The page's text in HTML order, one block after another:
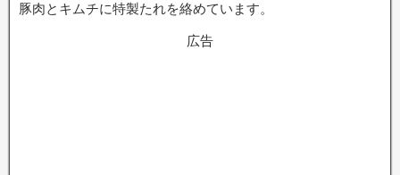
豚肉とキムチに特製たれを絡めています。
広告